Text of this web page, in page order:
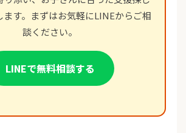
ます。まずはお気軽にLINEからご相
談ください。
LINEで無料相談する